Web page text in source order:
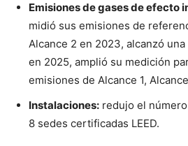
Emisiones de gases de efecto
midió sus emisiones de
Alcance 2 en 2023, alcanzó
en 2025, amplió su medición
emisiones de Alcance 1,
Instalaciones: redujo el
8 sedes certificadas LEED.